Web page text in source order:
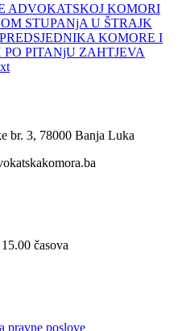
ADVOKATSKOJ KOMORI
STUPANjA U ŠTRAJK
KOMORE I
PITANjU ZAHTJEVA
br. 3, 78000 Banja Luka
časova
pravne poslove